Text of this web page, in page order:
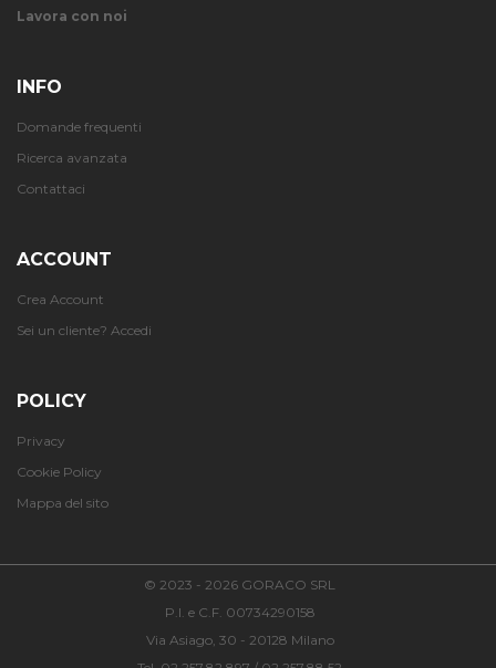
Lavora con noi
INFO
Domande frequenti
Ricerca avanzata
Contattaci
ACCOUNT
Crea Account
Sei un cliente? Accedi
POLICY
Privacy
Cookie Policy
Mappa del sito
© 2023 - 2026 GORACO SRL
P.I. e C.F. 00734290158
Via Asiago, 30 - 20128 Milano